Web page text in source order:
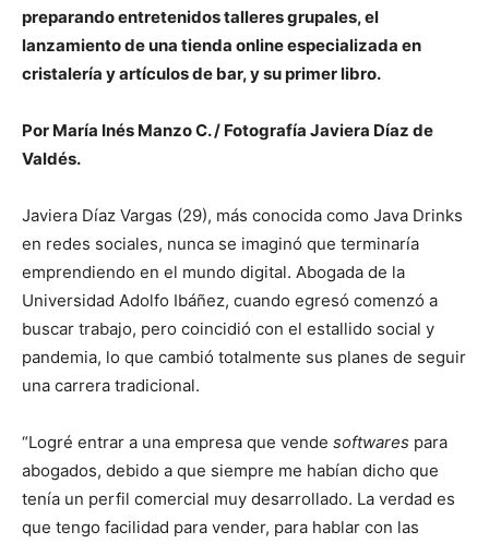
preparando entretenidos talleres grupales, el
lanzamiento de una tienda online especializada en
cristalería y artículos de bar, y su primer libro.
Por María Inés Manzo C. / Fotografía Javiera Díaz de
Valdés.
Javiera Díaz Vargas (29), más conocida como Java Drinks
en redes sociales, nunca se imaginó que terminaría
emprendiendo en el mundo digital. Abogada de la
Universidad Adolfo Ibáñez, cuando egresó comenzó a
buscar trabajo, pero coincidió con el estallido social y
pandemia, lo que cambió totalmente sus planes de seguir
una carrera tradicional.
“Logré entrar a una empresa que vende softwares para
abogados, debido a que siempre me habían dicho que
tenía un perfil comercial muy desarrollado. La verdad es
que tengo facilidad para vender, para hablar con las